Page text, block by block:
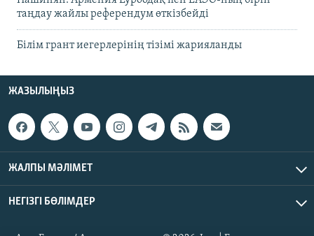
таңдау жайлы референдум өткізбейді
Білім грант иегерлерінің тізімі жарияланды
ЖАЗЫЛЫҢЫЗ
ЖАЛПЫ МӘЛІМЕТ
НЕГІЗГІ БӨЛІМДЕР